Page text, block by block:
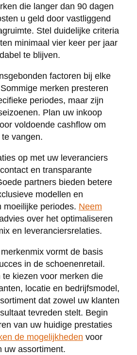
die langer dan 90 dagen
u geld door vastliggend
Stel duidelijke criteria
minimaal vier keer per jaar
te blijven.
factoren bij elke
merken presteren
periodes, maar zijn
Plan uw inkoop
voldoende cashflow om
vangen.
op met uw leveranciers
en transparante
partners bieden betere
modellen en
moeilijke periodes. Neem
over het optimaliseren
en leveranciersrelaties.
vormt de basis
in de schoenenretail.
te kiezen voor merken die
locatie en bedrijfsmodel,
dat zowel uw klanten
tevreden stelt. Begin
van uw huidige prestaties
de mogelijkheden voor
uw assortiment.